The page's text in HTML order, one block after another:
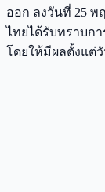
ออก ลงวันที่ 25 พ
ไทยได้รับทราบก
โดยให้มีผลตั้งแต่